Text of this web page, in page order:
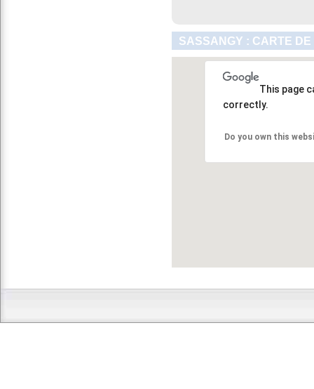
SASSANGY : CARTE
This page
correctly.
Do you own this